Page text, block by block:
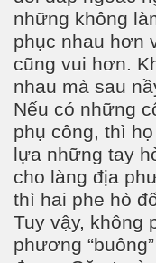
những không
phục nhau hơn
cũng vui hơn.
nhau mà sau
Nếu có những
phụ công, thì
lựa những tay
cho làng địa
thì hai phe hò
Tuy vậy, không
phương
NLS